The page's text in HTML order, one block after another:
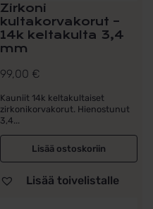
Zirkoni
kultakorvakorut –
14k keltakulta 3,4
mm
99,00 €
Kauniit 14k keltakultaiset
zirkonikorvakorut. Hienostunut
3,4...
Lisää ostoskoriin
Lisää toivelistalle